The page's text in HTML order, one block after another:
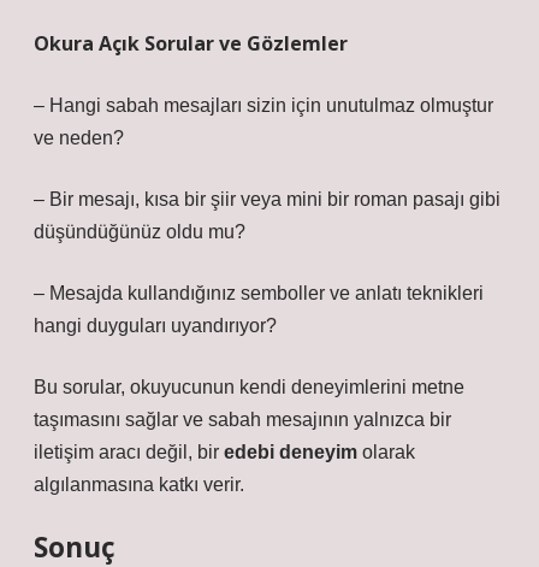
Okura Açık Sorular ve Gözlemler
– Hangi sabah mesajları sizin için unutulmaz olmuştur
ve neden?
– Bir mesajı, kısa bir şiir veya mini bir roman pasajı gibi
düşündüğünüz oldu mu?
– Mesajda kullandığınız semboller ve anlatı teknikleri
hangi duyguları uyandırıyor?
Bu sorular, okuyucunun kendi deneyimlerini metne
taşımasını sağlar ve sabah mesajının yalnızca bir
iletişim aracı değil, bir edebi deneyim olarak
algılanmasına katkı verir.
Sonuç